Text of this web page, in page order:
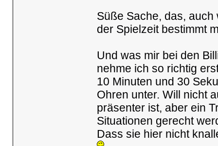
Süße Sache, das,
der Spielzeit bestimmt
Und was mir bei den
nehme ich so richtig
10 Minuten und 30
Ohren unter. Will nicht
präsenter ist, aber ein
Situationen gerecht
Dass sie hier nicht